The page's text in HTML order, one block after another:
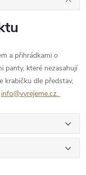
a přihrádkami o
panty, které nezasahují
krabičku dle představ,
info@vyrejeme.cz.